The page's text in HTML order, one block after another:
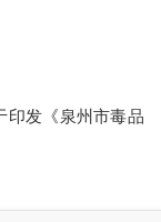
印发《泉州市毒品